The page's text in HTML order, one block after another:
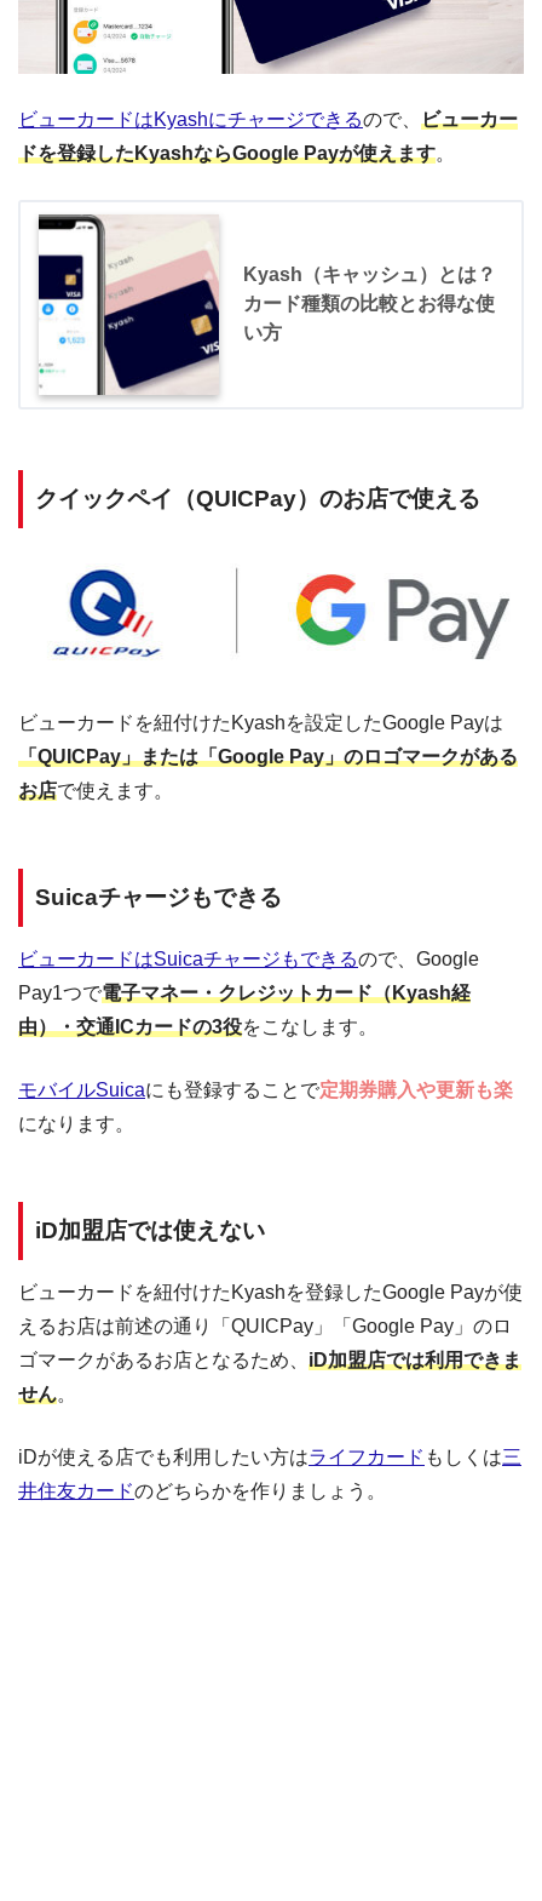
ビューカードはKyashにチャージできるので、 ビューカー
ドを登録したKyashならGoogle Payが使えます。
Kyash（キャッシュ）とは？
カード種類の比較とお得な使
い方
クイックペイ（QUICPay）のお店で使える
ビューカードを紐付けたKyashを設定したGoogle Payは
「QUICPay」または「Google Pay」のロゴマークがある
お店で使えます。
Suicaチャージもできる
ビューカードはSuicaチャージもできるので、Google
Pay1つで電子マネー・クレジットカード（Kyash経
由）・交通ICカードの3役をこなします。
モバイルSuicaにも登録することで定期券購入や更新も楽
になります。
iD加盟店では使えない
ビューカードを紐付けたKyashを登録したGoogle Payが使
えるお店は前述の通り「QUICPay」「Google Pay」のロ
ゴマークがあるお店となるため、 iD加盟店では利用できま
せん。
iDが使える店でも利用したい方はライフカード もしくは三
井住友カードのどちらかを作りましょう。